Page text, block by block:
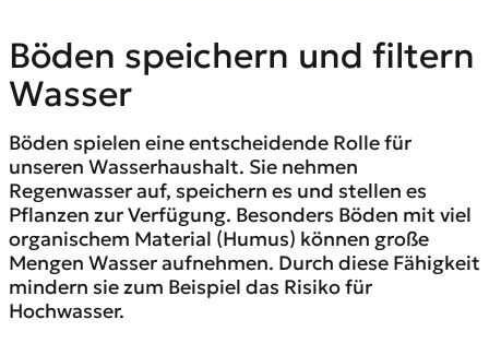
Böden speichern und filtern
Wasser
Böden spielen eine entscheidende Rolle für
unseren Wasserhaushalt. Sie nehmen
Regenwasser auf, speichern es und stellen es
Pflanzen zur Verfügung. Besonders Böden mit viel
organischem Material (Humus) können große
Mengen Wasser aufnehmen. Durch diese Fähigkeit
mindern sie zum Beispiel das Risiko für
Hochwasser.